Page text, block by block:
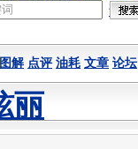
赏
询
图解 点评 油耗 文章 论坛
丽